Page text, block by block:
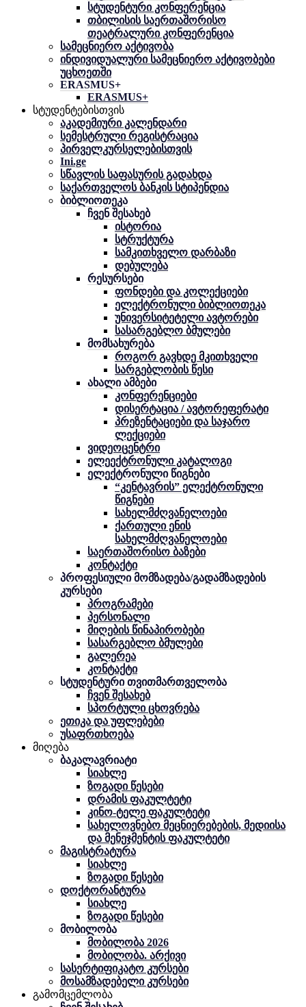
სტუდენტური კონფერენცია
თბილისის საერთაშორისო
თეატრალური კონფერენცია
სამეცნიერო აქტივობა
ინდივიდუალური სამეცნიერო აქტივობები
უცხოეთში
ERASMUS+
ERASMUS+
სტუდენტებისთვის
აკადემიური კალენდარი
სემესტრული რეგისტრაცია
პირველკურსელებისთვის
Ini.ge
სწავლის საფასურის გადახდა
საქართველოს ბანკის სტიპენდია
ბიბლიოთეკა
ჩვენ შესახებ
ისტორია
სტრუქტურა
სამკითხველო დარბაზი
დებულება
რესურსები
ფონდები და კოლექციები
ელექტრონული ბიბლიოთეკა
უნივერსიტეტელი ავტორები
სასარგებლო ბმულები
მომსახურება
როგორ გავხდე მკითხველი
სარგებლობის წესი
ახალი ამბები
კონფერენციები
დისერტაცია / ავტორეფერატი
პრეზენტაციები და საჯარო
ლექციები
ვიდეოცენტრი
ელეექტრონული კატალოგი
ელექტრონული წიგნები
“კენტავრის” ელექტრონული
წიგნები
სახელმძღვანელოები
ქართული ენის
სახელმძღვანელოები
საერთაშორისო ბაზები
კონტაქტი
პროფესიული მომზადება/გადამზადების
კურსები
პროგრამები
პერსონალი
მიღების წინაპირობები
სასარგებლო ბმულები
გალერეა
კონტაქტი
სტუდენტური თვითმართველობა
ჩვენ შესახებ
სპორტული ცხოვრება
ეთიკა და უფლებები
უსაფრთხოება
მიღება
ბაკალავრიატი
სიახლე
ზოგადი წესები
დრამის ფაკულტეტი
კინო-ტელე ფაკულტეტი
სახელოვნებო მეცნიერებების, მედიისა
და მენეჯმენტის ფაკულტეტი
მაგისტრატურა
სიახლე
ზოგადი წესები
დოქტორანტურა
სიახლე
ზოგადი წესები
მობილობა
მობილობა 2026
მობილობა. არქივი
სასერტიფიკატო კურსები
მოსამზადებელი კურსები
გამომცემლობა